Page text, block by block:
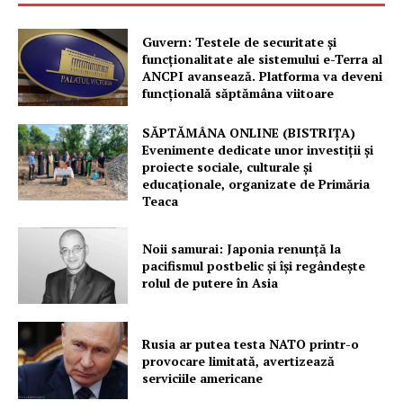
Guvern: Testele de securitate și
funcționalitate ale sistemului e-Terra al
ANCPI avansează. Platforma va deveni
funcțională săptămâna viitoare
SĂPTĂMÂNA ONLINE (BISTRIȚA)
Evenimente dedicate unor investiții și
proiecte sociale, culturale și
educaționale, organizate de Primăria
Teaca
Noii samurai: Japonia renunță la
pacifismul postbelic și își regândește
rolul de putere în Asia
Rusia ar putea testa NATO printr-o
provocare limitată, avertizează
serviciile americane